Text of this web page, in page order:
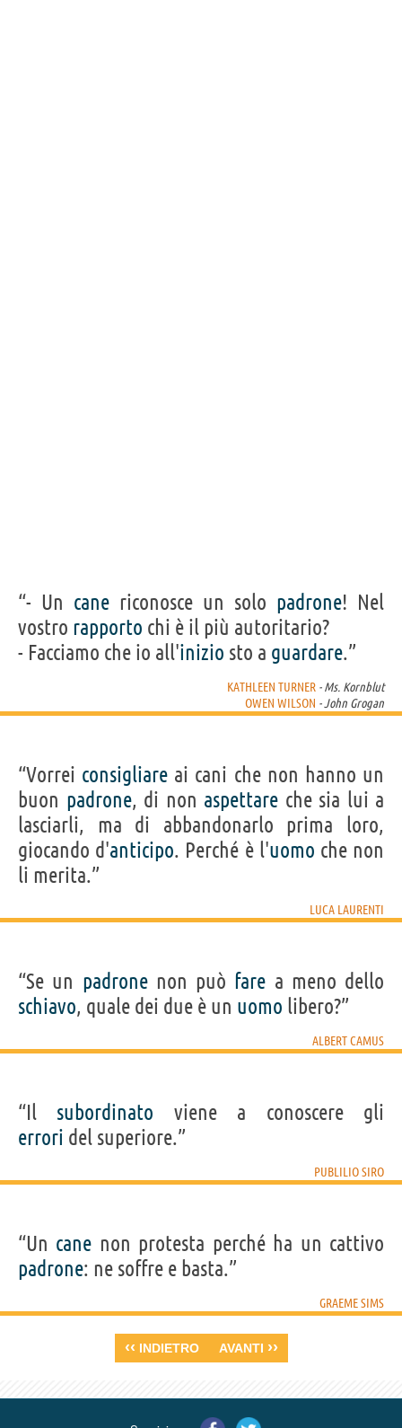
“- Un cane riconosce un solo padrone! Nel
vostro rapporto chi è il più autoritario?
- Facciamo che io all'inizio sto a guardare.”
KATHLEEN TURNER - Ms. Kornblut
OWEN WILSON - John Grogan
“Vorrei consigliare ai cani che non hanno un
buon padrone, di non aspettare che sia lui a
lasciarli, ma di abbandonarlo prima loro,
giocando d'anticipo. Perché è l'uomo che non
li merita.”
LUCA LAURENTI
“Se un padronenon può fare a meno dello
schiavo, quale dei due è un uomo libero?”
ALBERT CAMUS
“Il subordinato viene a conoscere gli
errori del superiore.”
PUBLILIO SIRO
“Un cane non protesta perché ha un cattivo
padrone: ne soffre e basta.”
GRAEME SIMS
‹‹ INDIETRO AVANTI ››